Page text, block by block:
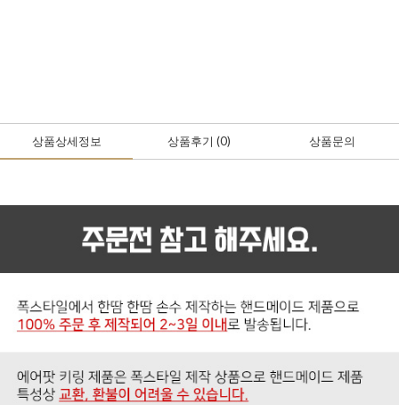
상품상세정보 상품후기 (0) 상품문의